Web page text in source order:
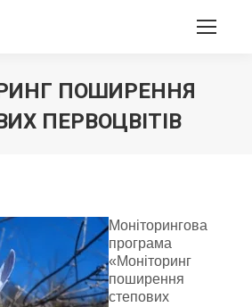
ПОШИРЕННЯ
ПЕРВОЦВІТІВ
Моніторингова
програма
«Моніторинг
поширення
степових